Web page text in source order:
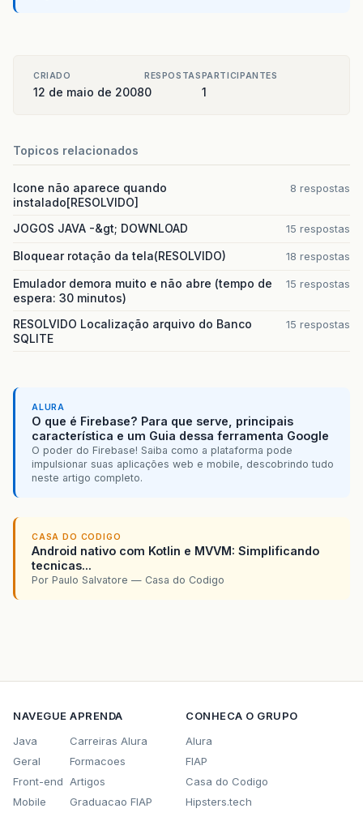
CRIADO
12 de maio de 2008
RESPOSTAS
0
PARTICIPANTES
1
Topicos relacionados
Icone não aparece quando
instalado[RESOLVIDO]
8 respostas
JOGOS JAVA -&gt; DOWNLOAD 15 respostas
Bloquear rotação da tela(RESOLVIDO) 18 respostas
Emulador demora muito e não abre (tempo de
espera: 30 minutos)
15 respostas
RESOLVIDO Localização arquivo do Banco
SQLITE
15 respostas
ALURA
O que é Firebase? Para que serve, principais
característica e um Guia dessa ferramenta Google
O poder do Firebase! Saiba como a plataforma pode
impulsionar suas aplicações web e mobile, descobrindo tudo
neste artigo completo.
CASA DO CODIGO
Android nativo com Kotlin e MVVM: Simplificando
tecnicas...
Por Paulo Salvatore — Casa do Codigo
NAVEGUE
Java
Geral
Front-end
Mobile
APRENDA
Carreiras Alura
Formacoes
Artigos
Graduacao FIAP
CONHECA O GRUPO
Alura
FIAP
Casa do Codigo
Hipsters.tech